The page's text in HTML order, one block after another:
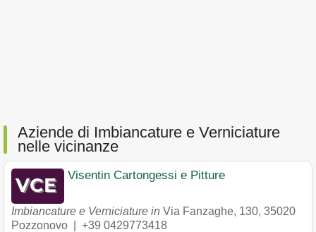
Aziende di Imbiancature e Verniciature
nelle vicinanze
Visentin Cartongessi e Pitture
Imbiancature e Verniciature in Via Fanzaghe, 130, 35020
Pozzonovo
+39 0429773418